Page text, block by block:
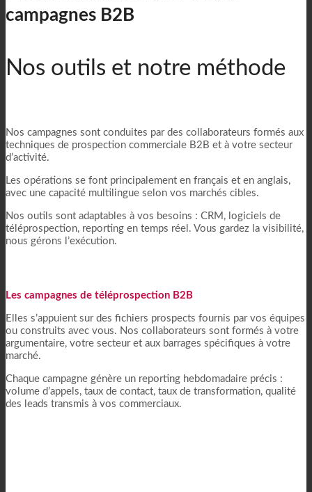
campagnes B2B
Nos outils et notre méthode
Nos campagnes sont conduites par des collaborateurs formés aux
techniques de prospection commerciale B2B et à votre secteur
d’activité.
Les opérations se font principalement en français et en anglais,
avec une capacité multilingue selon vos marchés cibles.
Nos outils sont adaptables à vos besoins : CRM, logiciels de
téléprospection, reporting en temps réel. Vous gardez la visibilité,
nous gérons l’exécution.
Les campagnes de téléprospection B2B
Elles s’appuient sur des fichiers prospects fournis par vos équipes
ou construits avec vous. Nos collaborateurs sont formés à votre
argumentaire, votre secteur et aux barrages spécifiques à votre
marché.
Chaque campagne génère un reporting hebdomadaire précis :
volume d’appels, taux de contact, taux de transformation, qualité
des leads transmis à vos commerciaux.